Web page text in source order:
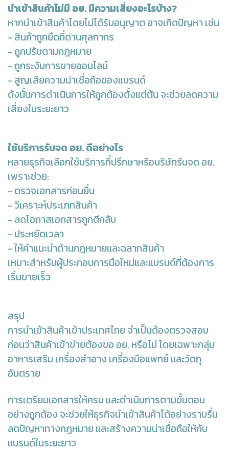
นำเข้าสินค้าไม่มี อย. มีความเสี่ยงอะไรบ้าง?
หากนำเข้าสินค้าโดยไม่ได้รับอนุญาต อาจเกิดปัญหา เช่น
- สินค้าถูกยึดที่ด่านศุลกากร
- ถูกปรับตามกฎหมาย
- ถูกระงับการขายออนไลน์
- สูญเสียความน่าเชื่อถือของแบรนด์
ดังนั้นการดำเนินการให้ถูกต้องตั้งแต่ต้น จะช่วยลดความ
เสี่ยงในระยะยาว
ใช้บริการรับจด อย. ดีอย่างไร
หลายธุรกิจเลือกใช้บริการที่ปรึกษาหรือบริษัทรับจด อย.
เพราะช่วย:
- ตรวจเอกสารก่อนยื่น
- วิเคราะห์ประเภทสินค้า
- ลดโอกาสเอกสารถูกตีกลับ
- ประหยัดเวลา
- ให้คำแนะนำด้านกฎหมายและฉลากสินค้า
เหมาะสำหรับผู้ประกอบการมือใหม่และแบรนด์ที่ต้องการ
เริ่มขายเร็ว
สรุป
การนำเข้าสินค้าเข้าประเทศไทย จำเป็นต้องตรวจสอบ
ก่อนว่าสินค้าเข้าข่ายต้องขอ อย. หรือไม่ โดยเฉพาะกลุ่ม
อาหารเสริม เครื่องสำอาง เครื่องมือแพทย์ และวัตถุ
อันตราย
การเตรียมเอกสารให้ครบ และดำเนินการตามขั้นตอน
อย่างถูกต้อง จะช่วยให้ธุรกิจนำเข้าสินค้าได้อย่างราบรื่น
ลดปัญหาทางกฎหมาย และสร้างความน่าเชื่อถือให้กับ
แบรนด์ในระยะยาว